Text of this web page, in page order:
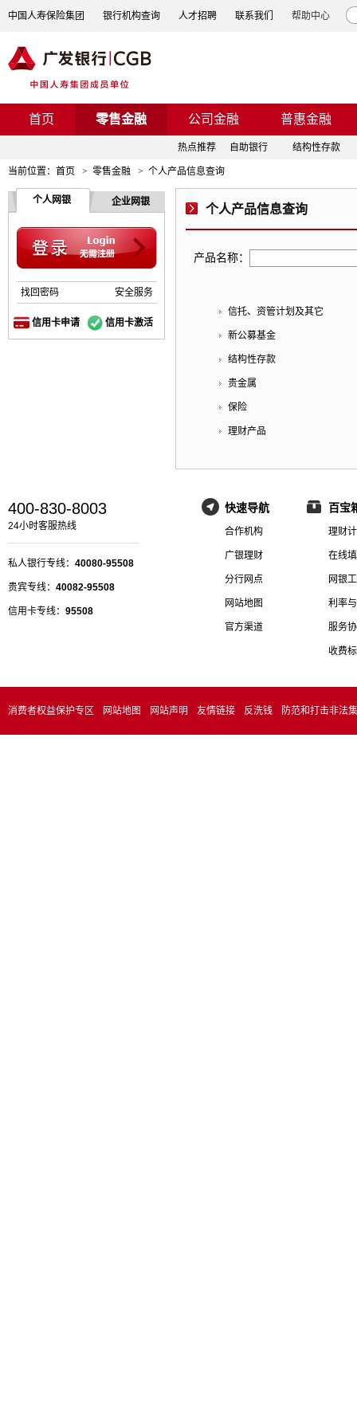
中国人寿保险集团 银行机构查询 人才招聘 联系我们 帮助中心
首页 零售金融 公司金融 普惠金融
热点推荐 自助银行 结构性存款
当前位置： 首页 > 零售金融 > 个人产品信息查询
个人网银 企业网银
找回密码 安全服务
信用卡申请 信用卡激活
个人产品信息查询
产品名称：
信托、资管计划及其它
新公募基金
结构性存款
贵金属
保险
理财产品
400-830-8003
24小时客服热线
私人银行专线： 40080-95508
贵宾专线： 40082-95508
信用卡专线： 95508
快速导航
合作机构
广银理财
分行网点
网站地图
官方渠道
百宝
理财
在线
网银
利率
服务
收费
消费者权益保护专区 网站地图 网站声明 友情链接 反洗钱 防范和打击非法